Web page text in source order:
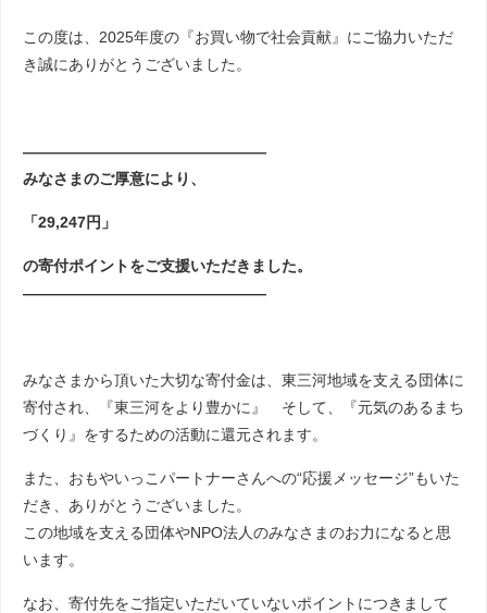
この度は、2025年度の『お買い物で社会貢献』にご協力いただ
き誠にありがとうございました。
――――――――――――――――
みなさまのご厚意により、
「29,247円」
の寄付ポイントをご支援いただきました。
――――――――――――――――
みなさまから頂いた大切な寄付金は、東三河地域を支える団体に
寄付され、『東三河をより豊かに』 そして、『元気のあるまち
づくり』をするための活動に還元されます。
また、おもやいっこパートナーさんへの“応援メッセージ”もいた
だき、ありがとうございました。
この地域を支える団体やNPO法人のみなさまのお力になると思
います。
なお、寄付先をご指定いただいていないポイントにつきまして